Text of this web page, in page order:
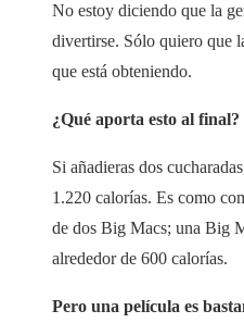
No estoy diciendo que la
divertirse. Sólo quiero que
que está obteniendo.
¿Qué aporta esto al final?
Si añadieras dos
1.220 calorías. Es como
de dos Big Macs; una Big
alrededor de 600 calorías.
Pero una película es